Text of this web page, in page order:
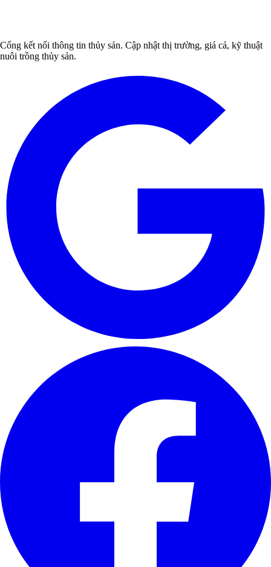
Cổng kết nối thông tin thủy sản. Cập nhật thị trường, giá cả, kỹ thuật
nuôi trồng thủy sản.